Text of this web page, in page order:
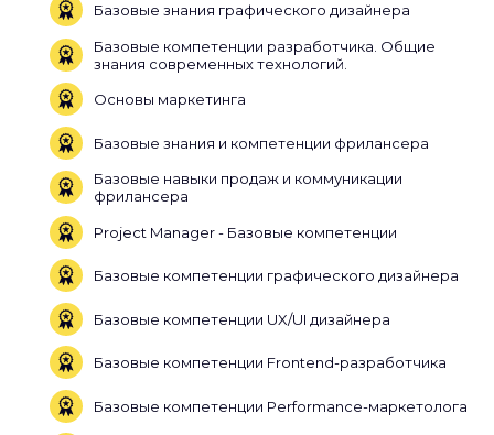
Базовые знания графического дизайнера
Базовые компетенции разработчика. Общие
знания современных технологий.
Основы маркетинга
Базовые знания и компетенции фрилансера
Базовые навыки продаж и коммуникации
фрилансера
Project Manager - Базовые компетенции
Базовые компетенции графического дизайнера
Базовые компетенции UX/UI дизайнера
Базовые компетенции Frontend-разработчика
Базовые компетенции Performance-маркетолога